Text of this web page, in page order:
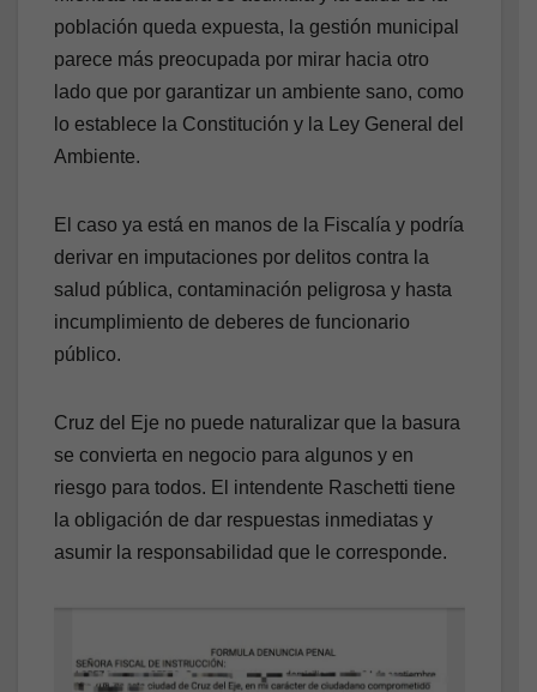
población queda expuesta, la gestión municipal
parece más preocupada por mirar hacia otro
lado que por garantizar un ambiente sano, como
lo establece la Constitución y la Ley General del
Ambiente.
El caso ya está en manos de la Fiscalía y podría
derivar en imputaciones por delitos contra la
salud pública, contaminación peligrosa y hasta
incumplimiento de deberes de funcionario
público.
Cruz del Eje no puede naturalizar que la basura
se convierta en negocio para algunos y en
riesgo para todos. El intendente Raschetti tiene
la obligación de dar respuestas inmediatas y
asumir la responsabilidad que le corresponde.